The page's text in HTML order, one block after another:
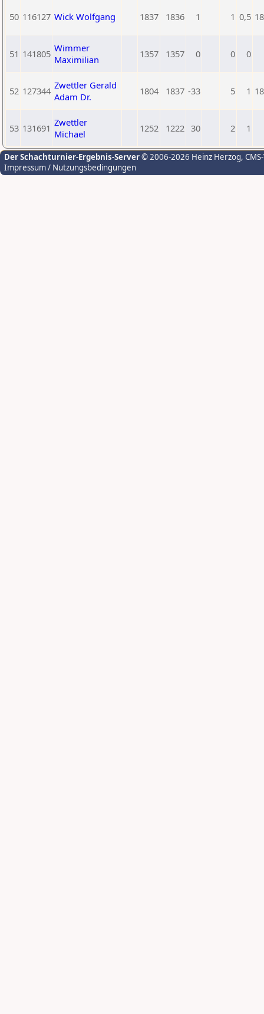
50 116127 Wick Wolfgang 1837 1836 1 1 0,5
51 141805 Wimmer
Maximilian
1357 1357 0 0 0
52 127344 Zwettler Gerald
Adam Dr.
1804 1837 -33 5 1
53 131691 Zwettler
Michael
1252 1222 30 2 1
Der Schachturnier-Ergebnis-Server© 2006-2026 Heinz Herzog,
Impressum / Nutzungsbedingungen